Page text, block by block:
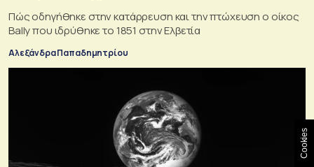
Πώς οδηγήθηκε στην κατάρρευση και την πτώχευση ο οίκος
Bally που ιδρύθηκε το 1851 στην Ελβετία
Αλεξάνδρα Παπαδημητρίου
Cookies